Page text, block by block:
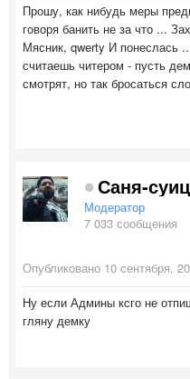
Прошу, как нибудь меры
говоря банить не за что ...
Мясник, qwerty И понеслась
считаешь читером - пусть
смотрят, но так бросаться
Саня-
Модератор
7 033 сообщения
Опубликовано 10 сентября,
Ну если Админы ксго не
гляну демку